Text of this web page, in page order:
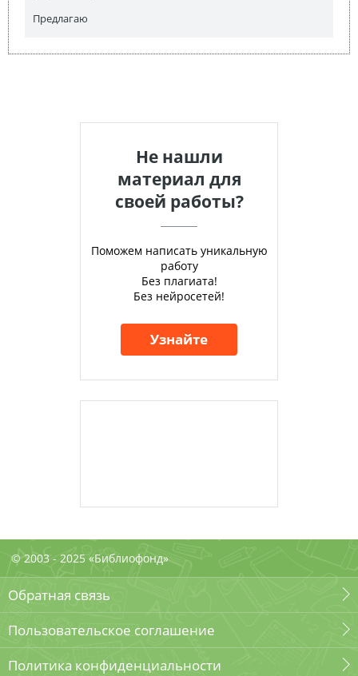
Предлагаю
Не нашли
материал для
своей работы?
Поможем написать уникальную
работу
Без плагиата!
Без нейросетей!
Узнайте
© 2003 - 2025 «Библиофонд»
Обратная связь
Пользовательское соглашение
Политика конфиденциальности